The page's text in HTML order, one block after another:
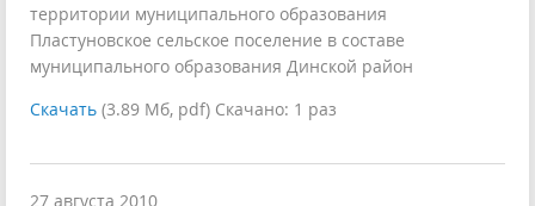
территории муниципального образования
Пластуновское сельское поселение в составе
муниципального образования Динской район
Скачать (3.89 Мб, pdf) Скачано: 1 раз
27 августа 2010